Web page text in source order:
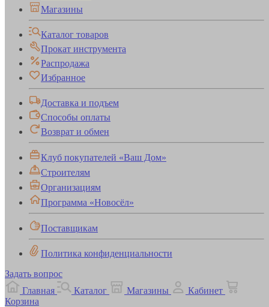
Магазины
Каталог товаров
Прокат инструмента
Распродажа
Избранное
Доставка и подъем
Способы оплаты
Возврат и обмен
Клуб покупателей «Ваш Дом»
Строителям
Организациям
Программа «Новосёл»
Поставщикам
Политика конфиденциальности
Задать вопрос
Главная
Каталог Магазины
Кабинет
Корзина